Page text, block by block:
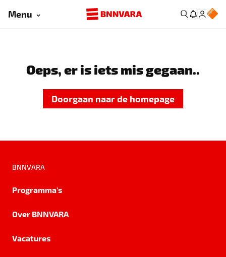
Menu
Oeps, er is iets mis gegaan..
Doorgaan naar de homepage
BNNVARA
Programma's
Over BNNVARA
Vacatures